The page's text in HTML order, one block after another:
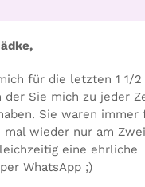
für die letzten 1 1/2
der Sie mich zu jeder
Sie waren immer
mal wieder nur am
eine ehrliche
WhatsApp ;)